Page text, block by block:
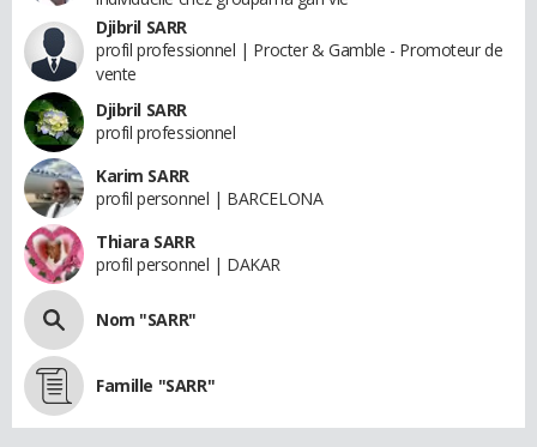
Djibril SARR
profil professionnel | Procter & Gamble - Promoteur de
vente
Djibril SARR
profil professionnel
Karim SARR
profil personnel | BARCELONA
Thiara SARR
profil personnel | DAKAR
Nom "SARR"
Famille "SARR"